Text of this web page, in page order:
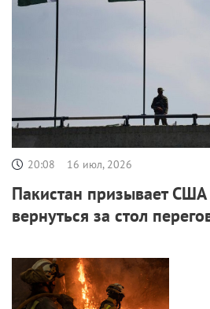
20:08 16 июл, 2026
Пакистан призывает
вернуться за стол